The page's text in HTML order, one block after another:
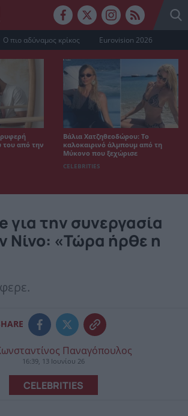
Ο πιο αδύναμος κρίκος Eurovision 2026
του από την
Βάλια Χατζηθεοδώρου: Το
καλοκαιρινό άλμπουμ από τη
Μύκονο που ξεχώρισε
CELEBRITIES
για την συνεργασία
Νίνο: «Τώρα ήρθε η
Παναγόπουλος
16:39, 13 Ιουνίου 26
CELEBRITIES